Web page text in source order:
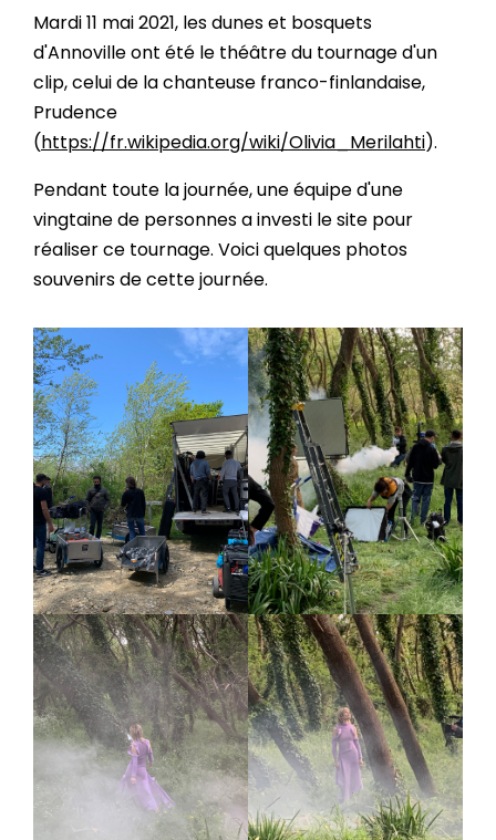
Mardi 11 mai 2021, les dunes et bosquets
d'Annoville ont été le théâtre du tournage d'un
clip, celui de la chanteuse franco-finlandaise,
Prudence
(https://fr.wikipedia.org/wiki/Olivia_Merilahti).
Pendant toute la journée, une équipe d'une
vingtaine de personnes a investi le site pour
réaliser ce tournage. Voici quelques photos
souvenirs de cette journée.